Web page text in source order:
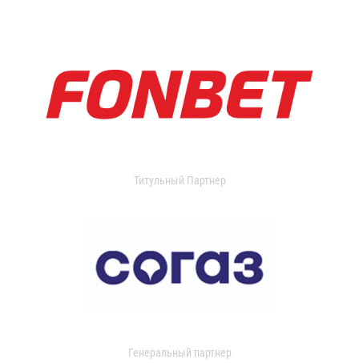
Титульный Партнер
Генеральный партнер